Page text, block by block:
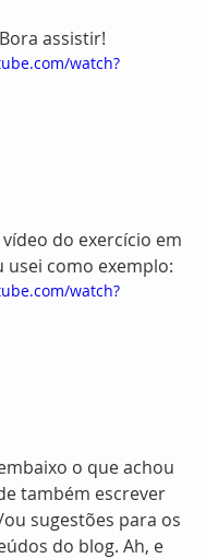
assistir!
watch?
do exercício em
usei como exemplo:
watch?
o que achou
também escrever
sugestões para os
do blog. Ah, e